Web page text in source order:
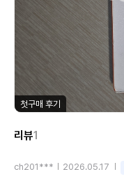
첫구매 후기
리뷰1
ch201*** 2026.05.17